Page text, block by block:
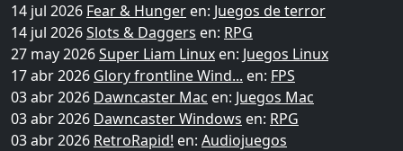
14 jul 2026 Fear & Hunger en: Juegos de terror
14 jul 2026Slots & Daggers en: RPG
27 may 2026Super Liam Linux en: Juegos Linux
17 abr 2026 Glory frontline Wind... en: FPS
03 abr 2026 Dawncaster Mac en: Juegos Mac
03 abr 2026 Dawncaster Windows en: RPG
03 abr 2026 RetroRapid! en: Audiojuegos